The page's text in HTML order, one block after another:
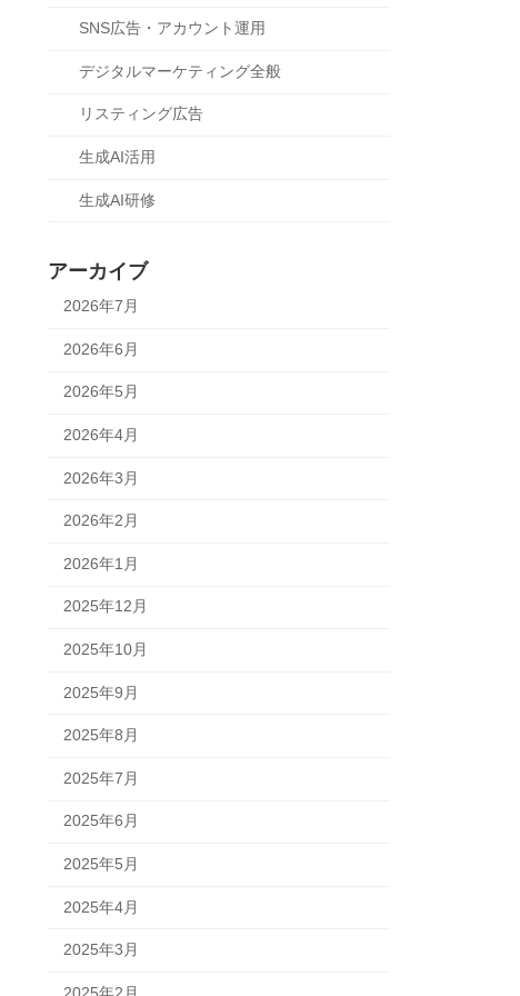
SNS広告・アカウント運用
デジタルマーケティング全般
リスティング広告
生成AI活用
生成AI研修
アーカイブ
2026年7月
2026年6月
2026年5月
2026年4月
2026年3月
2026年2月
2026年1月
2025年12月
2025年10月
2025年9月
2025年8月
2025年7月
2025年6月
2025年5月
2025年4月
2025年3月
2025年2月